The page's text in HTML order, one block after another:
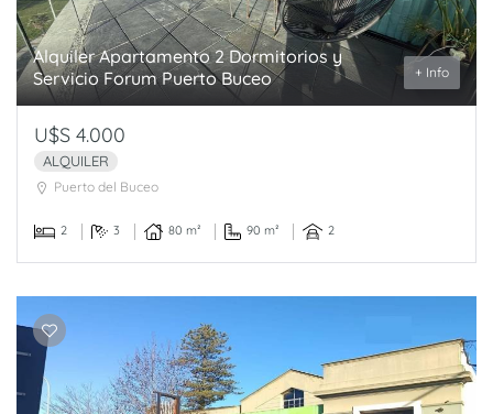
Alquiler Apartamento 2 Dormitorios y
Servicio Forum Puerto Buceo
+ Info
U$S 4.000
ALQUILER
Puerto del Buceo
2 3 80 m² 90 m² 2